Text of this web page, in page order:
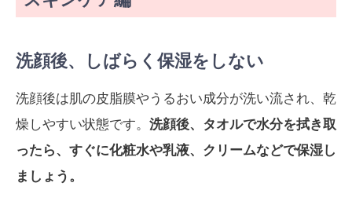
洗顔後、しばらく保湿をしない
洗顔後は肌の皮脂膜やうるおい成分が洗い流され、乾
燥しやすい状態です。 洗顔後、タオルで水分を拭き取
ったら、すぐに化粧水や乳液、クリームなどで保湿し
ましょう。